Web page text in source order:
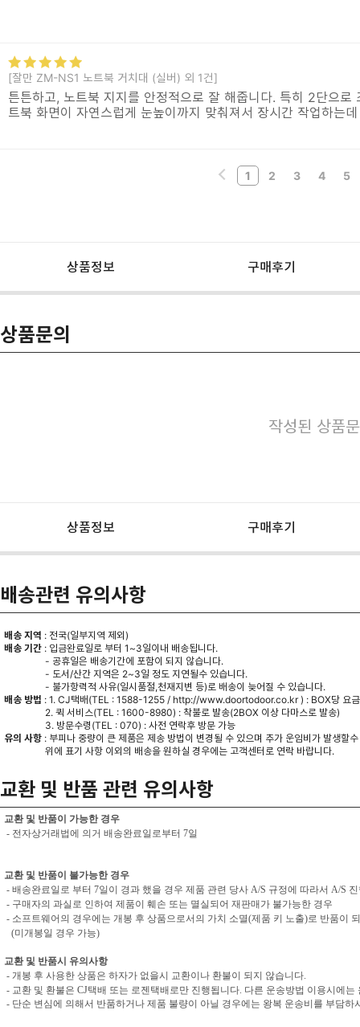
[잘만 ZM-NS1 노트북 거치대 (실버) 외 1건]
튼튼하고, 노트북 지지를 안정적으로 잘 해줍니다. 특히 2단으
트북 화면이 자연스럽게 눈높이까지 맞춰져서 장시간 작업하는
1 2 3 4 5
상품정보 구매후기
상품문의
작성된 상품
상품정보 구매후기
배송관련 유의사항
배송 지역 : 전국(일부지역 제외)
배송 기간 : 입금완료일로 부터 1~3일이내 배송됩니다.
- 공휴일은 배송기간에 포함이 되지 않습니다.
- 도서/산간 지역은 2~3일 정도 지연될수 있습니다.
- 불가항력적 사유(일시품절,천재지변 등)로 배송이 늦어질 수 있습니다.
배송 방법 : 1. CJ택배(TEL : 1588-1255 / http://www.doortodoor.co.kr) : BOX당 요
2. 퀵 서비스(TEL : 1600-8980) : 착불로 발송(2BOX 이상 다마스로 발송)
3. 방문수령(TEL : 070) : 사전 연락후 방문 가능
유의 사항 : 부피나 중량이 큰 제품은 제송 방법이 변경될 수 있으며 추가 운임비가 발생할
위에 표기 사항 이외의 배송을 원하실 경우에는 고객센터로 연락 바랍니다.
교환 및 반품 관련 유의사항
교환 및 반품이 가능한 경우
- 전자상거래법에 의거 배송완료일로부터 7일
교환 및 반품이 불가능한 경우
- 배송완료일로 부터 7일이 경과 했을 경우 제품 관련 당사 A/S 규정에 따라서 A/S
- 구매자의 과실로 인하여 제품이 훼손 또는 멸실되어 재판매가 불가능한 경우
- 소프트웨어의 경우에는 개봉 후 상품으로서의 가치 소멸(제품 키 노출)로 반품이
(미개봉일 경우 가능)
교환 및 반품시 유의사항
- 개봉 후 사용한 상품은 하자가 없을시 교환이나 환불이 되지 않습니다.
- 교환 및 환불은 CJ택배 또는 로젠택배로만 진행됩니다. 다른 운송방법 이용시에
- 단순 변심에 의해서 반품하거나 제품 불량이 아닐 경우에는 왕복 운송비를 부담하